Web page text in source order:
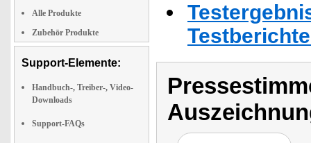
Alle Produkte
Zubehör Produkte
Support-Elemente:
Handbuch-, Treiber-, Video-
Downloads
Support-FAQs